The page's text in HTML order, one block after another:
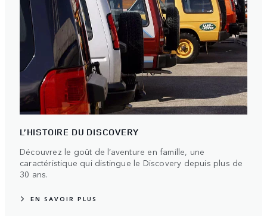
L’HISTOIRE DU DISCOVERY
Découvrez le goût de l’aventure en famille, une
caractéristique qui distingue le Discovery depuis plus de
30 ans.
EN SAVOIR PLUS